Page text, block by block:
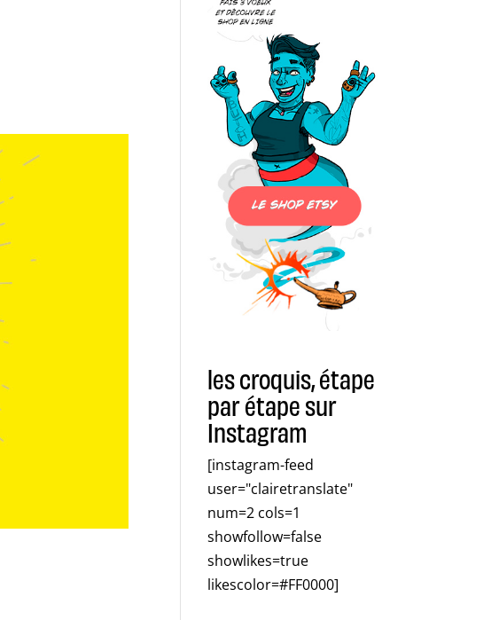
les croquis, étape
par étape sur
Instagram
[instagram-feed
user="clairetranslate"
num=2 cols=1
showfollow=false
showlikes=true
likescolor=#FF0000]